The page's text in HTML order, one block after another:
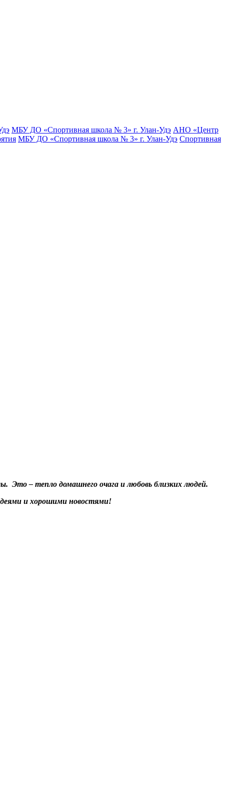
МБУ ДО «Спортивная школа № 3» г. Улан-Удэ АНО «Центр
МБУ ДО «Спортивная школа № 3» г. Улан-Удэ Спортивная
Это – тепло домашнего очага и любовь близких людей.
и хорошими новостями!